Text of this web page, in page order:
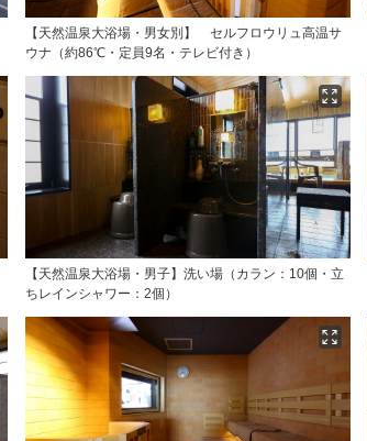
【天然温泉大浴場・男女別】 セルフロウリュ高温サ
ウナ（約86℃・定員9名・テレビ付き）
【天然温泉大浴場・男子】洗い場（カラン：10個・立
ちレインシャワー：2個）